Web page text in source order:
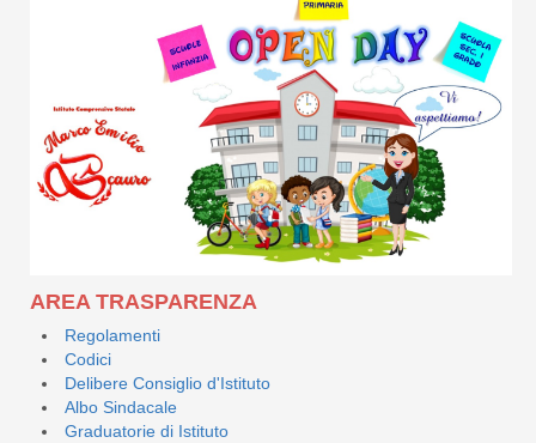
AREA TRASPARENZA
Regolamenti
Codici
Delibere Consiglio d'Istituto
Albo Sindacale
Graduatorie di Istituto